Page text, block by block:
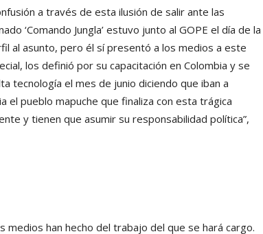
a través de esta ilusión de salir ante las
‘Comando Jungla’ estuvo junto al GOPE el día de la
al asunto, pero él sí presentó a los medios a este
los definió por su capacitación en Colombia y se
tecnología el mes de junio diciendo que iban a
el pueblo mapuche que finaliza con esta trágica
y tienen que asumir su responsabilidad política”,
medios han hecho del trabajo del que se hará cargo.